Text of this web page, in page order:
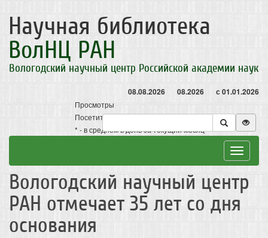
Научная библиотека
ВолНЦ РАН
Вологодский научный центр Российской академии наук
08.08.2026 08.2026 с 01.01.2026
Просмотры
Посетители
* - в среднем в день за текущий месяц
Toggle
Вологодский научный центр
РАН отмечает 35 лет со дня
основания